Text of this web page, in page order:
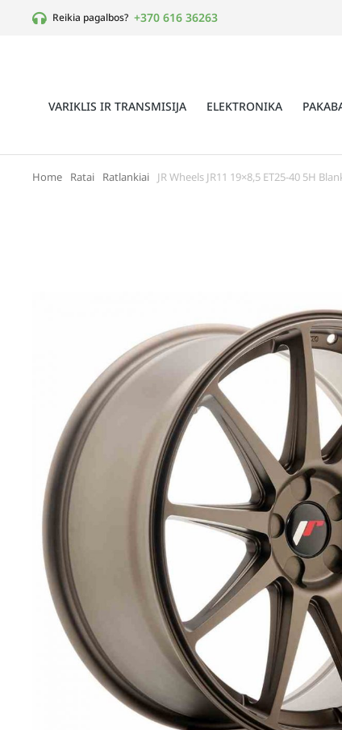
Reikia pagalbos? +370 616 36263
VARIKLIS IR TRANSMISIJA ELEKTRONIKA
You are here:
Home Ratai Ratlankiai JR Wheels JR11 19×8,5 ET25-40 5H